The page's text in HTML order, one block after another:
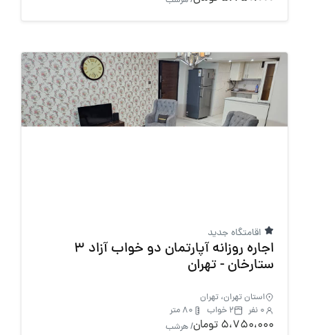
اقامتگاه جدید
اجاره روزانه آپارتمان دو خواب آزاد 3
ستارخان - تهران
استان تهران، تهران
0 نفر
2 خواب 80 متر
5،750،000 تومان / هرشب